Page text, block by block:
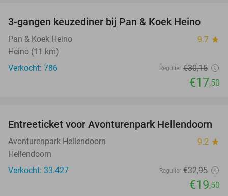
42%
3-gangen keuzediner bij Pan & Koek Heino
Pan & Koek Heino 9.7 star
Heino (11 km)
Verkocht: 786
Regulier €30,15
€17,50
41%
Entreeticket voor Avonturenpark Hellendoorn
Avonturenpark Hellendoorn 9.2 star
Hellendoorn
Verkocht: 33.427
Regulier €32,95
€19,50